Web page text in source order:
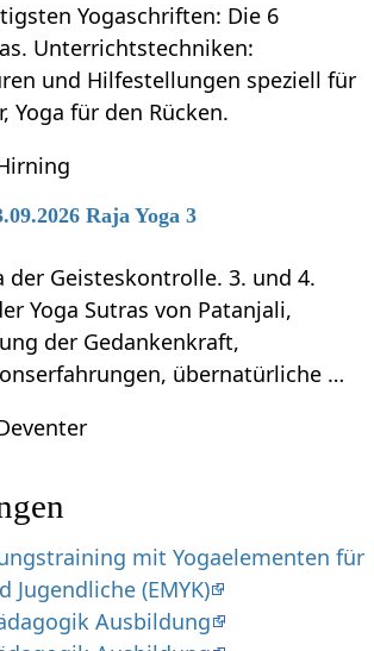
Yogaschriften: Die 6
Unterrichtstechniken:
und Hilfestellungen speziell für
Yoga für den Rücken.
Raja Yoga 3
der Geisteskontrolle. 3. und 4.
Yoga Sutras von Patanjali,
der Gedankenkraft,
übernatürliche …
mit Yogaelementen für
Jugendliche (EMYK)
Ausbildung